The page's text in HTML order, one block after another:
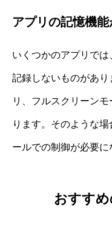
アプリの記憶機
いくつかのアプリで
記録しないものがあ
リ、フルスクリーン
ります。そのような
ールでの制御が必要に
おすす